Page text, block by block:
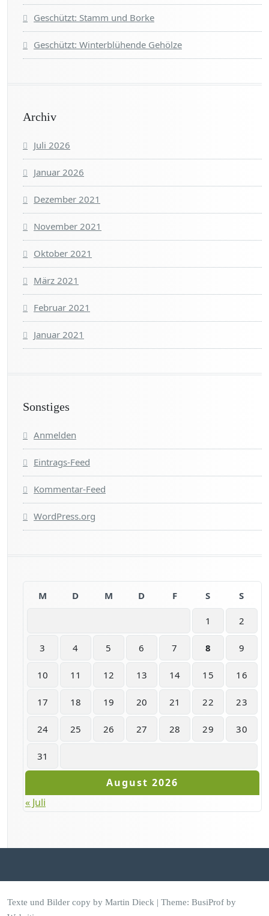
Geschützt: Stamm und Borke
Geschützt: Winterblühende Gehölze
Archiv
Juli 2026
Januar 2026
Dezember 2021
November 2021
Oktober 2021
März 2021
Februar 2021
Januar 2021
Sonstiges
Anmelden
Eintrags-Feed
Kommentar-Feed
WordPress.org
August 2026
M D M D F S S
1 2
3 4 5 6 7 8 9
10 11 12 13 14 15 16
17 18 19 20 21 22 23
24 25 26 27 28 29 30
31
« Juli
Texte und Bilder copy by Martin Dieck | Theme: BusiProf by